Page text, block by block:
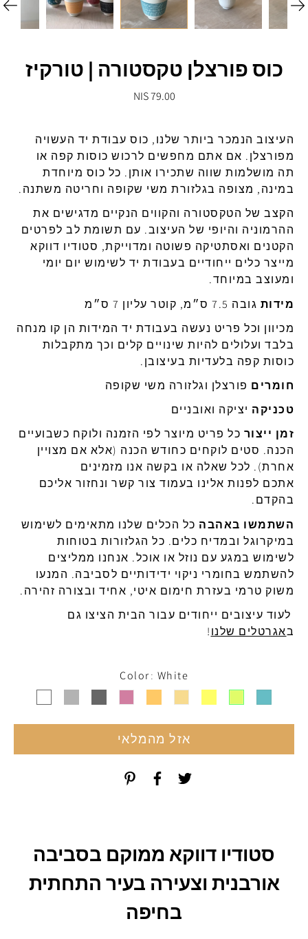
כוס פורצלן טקסטורה | טורקיז
79.00 NIS
העיצוב הנמכר ביותר שלנו, כוס עבודת יד העשויה
מפורצלן. אם אתם מחפשים לרכוש כוסות קפה או
תה מושלמות שווה שתכירו אותן. כל כוס מיוחדת
במינה, מצופה בגלזורת משי שקופה וחריטה משתנה.
הקצב של הטקסטורה והקווים הנקיים מדגישים את
ההרמוניה והיופי של העיצוב. עם תשומת לב לפרטים
הקטנים ואסתטיקה פשוטה ומדוייקת, סטודיו דווקא
מייצר כלים ייחודיים בעבודת יד לשימוש יום יומי
ומעוצב במיוחד.
מידות גובה ס״מ, קוטר עליון
ס״מ
מכיוון וכל פריט נעשה בעבודת יד המידות הן קו מנחה
בלבד ועלולים להיות שינויים קלים וכך מתקבלות
כוסות קפה בלעדיות בעיצובן.
חומרים פורצלן וגלזורה משי שקופה
טכניקה יציקה ואובניים
זמן ייצור כל פריט מיוצר לפי הזמנה ולוקח כשבועיים
הכנה. סטים לוקחים כחודש הכנה (אלא אם מצויין
אחרת). לכל שאלה או בקשה אנו מזמינים
אתכם לפנות אלינו בעמוד צור קשר ונחזור אליכם
בהקדם.
השתמשו באהבה כל הכלים שלנו מתאימים לשימוש
במיקרוגל ובמדיח כלים. כל הגלזורות בטוחות
לשימוש במגע עם נוזל או אוכל. אנחנו ממליצים
להשתמש בחומרי ניקוי ידידותיים לסביבה. המנעו
משוק טרמי בעזרת חימום איטי, אחיד ובצורה זהירה.
לעוד עיצובים ייחודים עבור הבית הציצו גם
באגרטלים שלנו!
Color White
אזל מהמלאי
סטודיו דווקא ממוקם בסביבה
אורבנית וצעירה בעיר התחתית
בחיפה